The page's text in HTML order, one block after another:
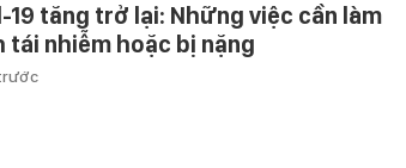
19 tăng trở lại: Những việc cần làm
tái nhiễm hoặc bị nặng